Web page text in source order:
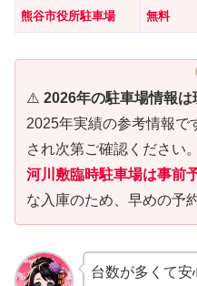
熊谷市役所駐車場 無料
⚠️ 2026年の駐車場情報は
2025年実績の参考情報で
され次第ご確認ください。
河川敷臨時駐車場は事前
な入庫のため、早めの予
台数が多くて安